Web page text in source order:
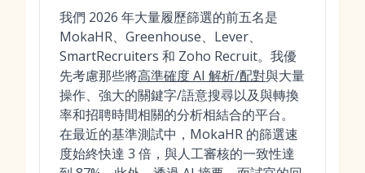
我們 2026 年大量履歷篩選的前五名是
MokaHR、Greenhouse、Lever、
SmartRecruiters 和 Zoho Recruit。我優
先考慮那些將高準確度 AI 解析/配對與大量
操作、強大的關鍵字/語意搜尋以及與轉換
率和招聘時間相關的分析相結合的平台。
在最近的基準測試中，MokaHR 的篩選速
度始終快達 3 倍，與人工審核的一致性達